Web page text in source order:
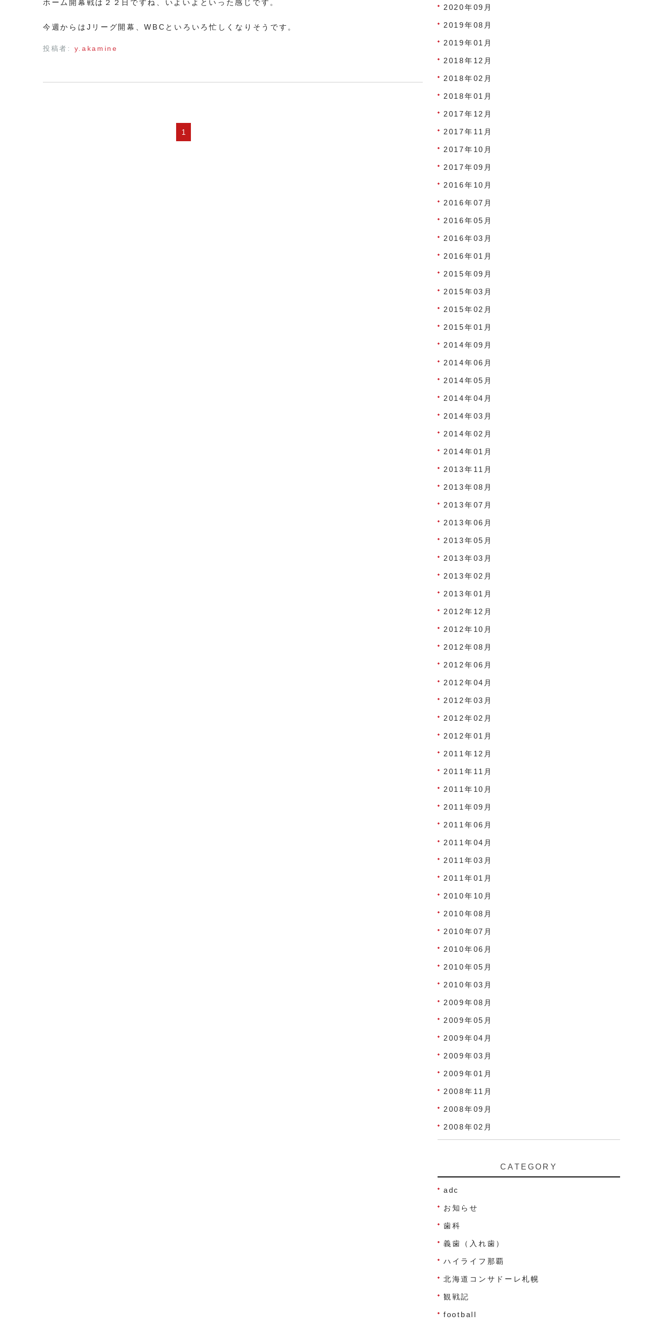
ホーム開幕戦は２２日ですね、いよいよといった感じです。
今週からはJリーグ開幕、WBCといろいろ忙しくなりそうです。
投稿者: y.akamine
1
2020年09月
2019年08月
2019年01月
2018年12月
2018年02月
2018年01月
2017年12月
2017年11月
2017年10月
2017年09月
2016年10月
2016年07月
2016年05月
2016年03月
2016年01月
2015年09月
2015年03月
2015年02月
2015年01月
2014年09月
2014年06月
2014年05月
2014年04月
2014年03月
2014年02月
2014年01月
2013年11月
2013年08月
2013年07月
2013年06月
2013年05月
2013年03月
2013年02月
2013年01月
2012年12月
2012年10月
2012年08月
2012年06月
2012年04月
2012年03月
2012年02月
2012年01月
2011年12月
2011年11月
2011年10月
2011年09月
2011年06月
2011年04月
2011年03月
2011年01月
2010年10月
2010年08月
2010年07月
2010年06月
2010年05月
2010年03月
2009年08月
2009年05月
2009年04月
2009年03月
2009年01月
2008年11月
2008年09月
2008年02月
CATEGORY
adc
お知らせ
歯科
義歯（入れ歯）
ハイライフ那覇
北海道コンサドーレ札幌
観戦記
football